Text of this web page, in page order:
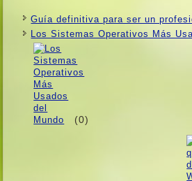
Guí­a definitiva para ser un
Los Sistemas Operativos Más
(0)